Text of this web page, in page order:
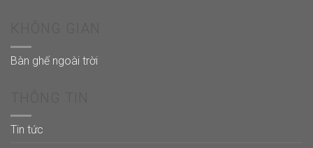
Bàn ghế ngoài trời
Tin tức